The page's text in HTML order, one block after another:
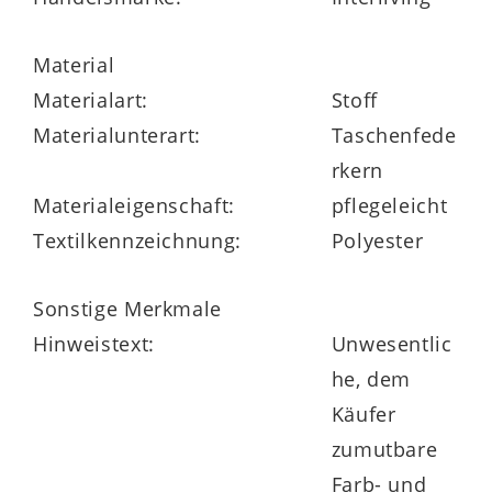
Taille bis Hüfte. Die integrierte
Ein- und Aussteigen. Zusätzlich eignet sich
die Matratze ideal für den Einsatz auf
motorisch verstellbaren Lattenrosten
Flexibilität in Größe und
Die Interliving Matratze Medikontur 1911
Material
Materialart:
Stoff
Materialunterart:
Taschenfede
rkern
Materialeigenschaft:
pflegeleicht
Textilkennzeichnung:
Polyester
Sonstige Merkmale
Hinweistext:
Unwesentlic
he, dem
Käufer
zumutbare
Farb- und